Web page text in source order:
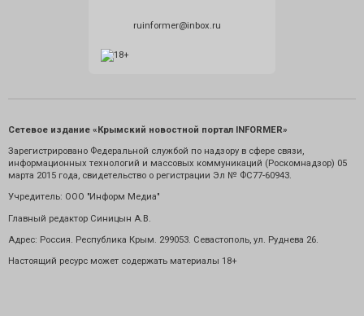
ruinformer@inbox.ru
Сетевое издание «Крымский новостной портал INFORMER»
Зарегистрировано Федеральной службой по надзору в сфере связи,
информационных технологий и массовых коммуникаций (Роскомнадзор) 05
марта 2015 года, свидетельство о регистрации Эл № ФС77-60943.
Учредитель: ООО "Информ Медиа"
Главный редактор Синицын А.В.
Адрес: Россия. Республика Крым. 299053. Севастополь, ул. Руднева 26.
Настоящий ресурс может содержать материалы 18+